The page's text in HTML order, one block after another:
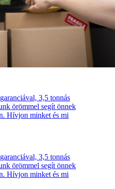
3,5 tonnás
örömmel segít önnek
Hívjon minket és mi
3,5 tonnás
örömmel segít önnek
Hívjon minket és mi